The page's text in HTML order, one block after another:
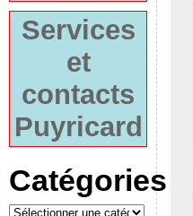
Services
et
contacts
Puyricard
Catégories